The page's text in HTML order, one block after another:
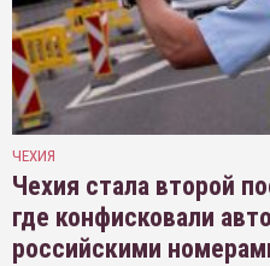
ЧЕХИЯ
Чехия стала второй
где конфисковали
российскими